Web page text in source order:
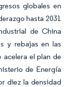
globales en
hasta 2031
de China
y rebajas en las
el plan de
de Energía
diez la densidad